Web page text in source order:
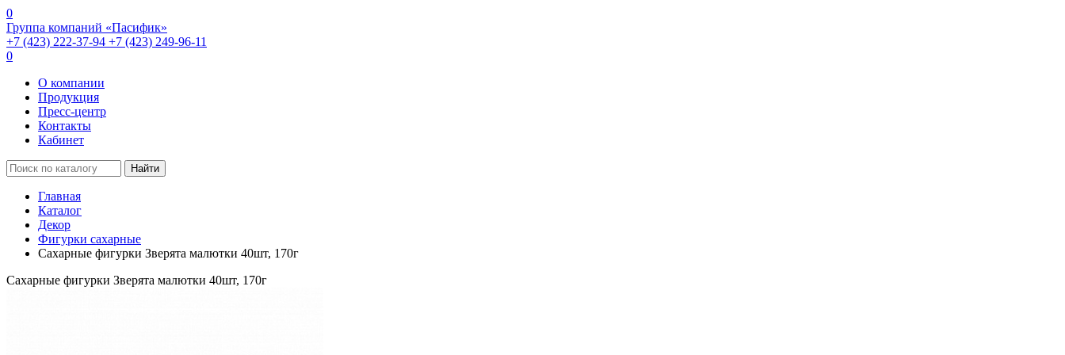
0
Группа компаний «Пасифик»
+7 (423) 222-37-94 +7 (423) 249-96-11
0
О компании
Продукция
Пресс-центр
Контакты
Кабинет
Найти
Главная
Каталог
Декор
Фигурки сахарные
Сахарные фигурки Зверята малютки 40шт, 170г
Сахарные фигурки Зверята малютки 40шт, 170г